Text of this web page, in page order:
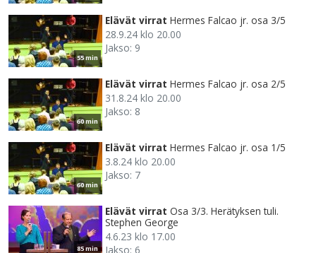
55 min
Elävät virrat Hermes Falcao jr. osa 3/5
28.9.24 klo 20.00
Jakso: 9
60 min
Elävät virrat Hermes Falcao jr. osa 2/5
31.8.24 klo 20.00
Jakso: 8
60 min
Elävät virrat Hermes Falcao jr. osa 1/5
3.8.24 klo 20.00
Jakso: 7
85 min
Elävät virrat Osa 3/3. Herätyksen tuli.
Stephen George
4.6.23 klo 17.00
Jakso: 6